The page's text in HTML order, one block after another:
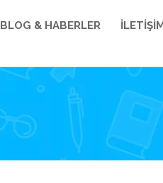
BLOG & HABERLER